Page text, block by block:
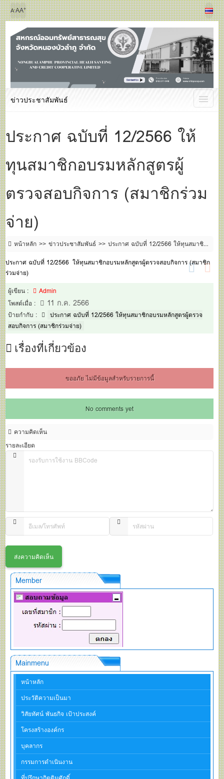
A-AA+
ข่าวประชาสัมพันธ์
ประกาศ ฉบับที่ 12/2566 ให้
ทุนสมาชิกอบรมหลักสูตรผู้
ตรวจสอบกิจการ (สมาชิกร่วม
จ่าย)
หน้าหลัก ข่าวประชาสัมพันธ์
ประกาศ ฉบับที่ 12/2566 ให้ทุนสมาชิก
ประกาศ ฉบับที่ 12/2566 ให้ทุนสมาชิกอบรมหลักสูตรผู้ตรวจสอบกิจการ (สมาชิก
ร่วมจ่าย)
ผู้เขียน :
Admin
โพสต์เมื่อ :
11 ก.ค. 2566
ป้ายกำกับ :
ประกาศ ฉบับที่ 12/2566 ให้ทุนสมาชิกอบรมหลักสูตรผู้ตรวจ
สอบกิจการ (สมาชิกร่วมจ่าย)
เรื่องที่เกี่ยวข้อง
ขออภัย ไม่มีข้อมูลสำหรับรายการนี้
No comments yet
ความคิดเห็น
รายละเอียด
Member
Mainmenu
หน้าหลัก
ประวัติความเป็นมา
วิสัยทัศน์ พันธกิจ เป้าประสงค์
โครงสร้างองค์กร
บุคลากร
กรรมการดำเนินงาน